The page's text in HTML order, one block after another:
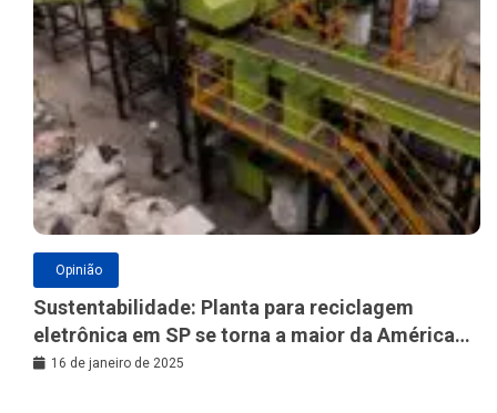
Opinião
Sustentabilidade: Planta para reciclagem
eletrônica em SP se torna a maior da América
Latina
16 de janeiro de 2025